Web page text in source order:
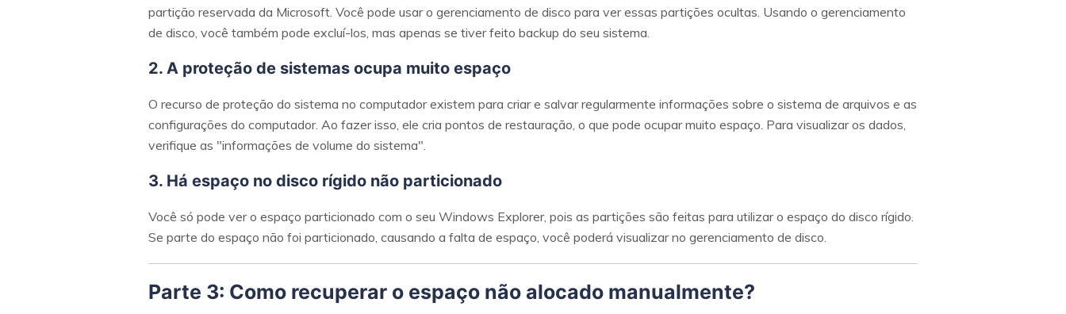
partição reservada da Microsoft. Você pode usar o gerenciamento de disco para ver essas partições ocultas. Usando o gerenciamento
de disco, você também pode excluí-los, mas apenas se tiver feito backup do seu sistema.
2. A proteção de sistemas ocupa muito espaço
O recurso de proteção do sistema no computador existem para criar e salvar regularmente informações sobre o sistema de arquivos e as
configurações do computador. Ao fazer isso, ele cria pontos de restauração, o que pode ocupar muito espaço. Para visualizar os dados,
verifique as "informações de volume do sistema".
3. Há espaço no disco rígido não particionado
Você só pode ver o espaço particionado com o seu Windows Explorer, pois as partições são feitas para utilizar o espaço do disco rígido.
Se parte do espaço não foi particionado, causando a falta de espaço, você poderá visualizar no gerenciamento de disco.
Parte 3: Como recuperar o espaço não alocado manualmente?